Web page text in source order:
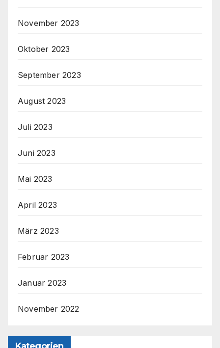
November 2023
Oktober 2023
September 2023
August 2023
Juli 2023
Juni 2023
Mai 2023
April 2023
März 2023
Februar 2023
Januar 2023
November 2022